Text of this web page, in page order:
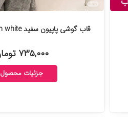
قاب گوشی پاپیون سفید ribbon white کد-۲۰۸۷۸۰
۷۳۵,۰۰۰ تومان
جزئیات محصول